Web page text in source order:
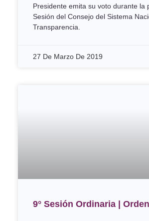
Presidente emita su voto durante la
Sesión del Consejo del Sistema
Transparencia.
27 De Marzo De 2019
9° Sesión Ordinaria |